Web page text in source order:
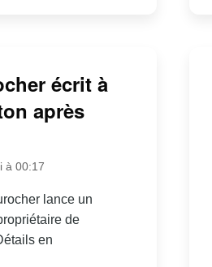
écrit à
après
à 00:17
lance un
de
en